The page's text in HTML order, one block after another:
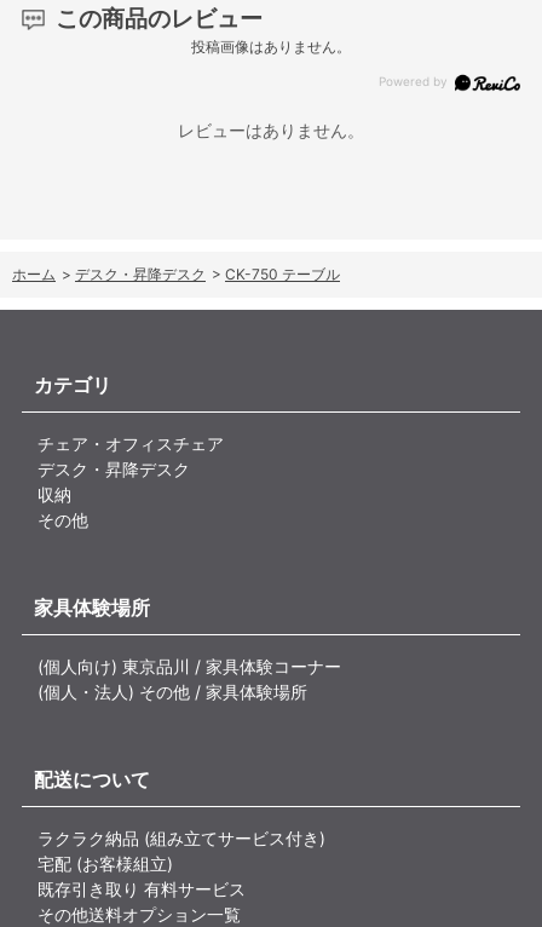
この商品のレビュー
投稿画像はありません。
レビューはありません。
ホーム > デスク・昇降デスク > CK-750 テーブル
カテゴリ
チェア・オフィスチェア
デスク・昇降デスク
収納
その他
家具体験場所
(個人向け) 東京品川 / 家具体験コーナー
(個人・法人) その他 / 家具体験場所
配送について
ラクラク納品 (組み立てサービス付き)
宅配 (お客様組立)
既存引き取り 有料サービス
その他送料オプション一覧